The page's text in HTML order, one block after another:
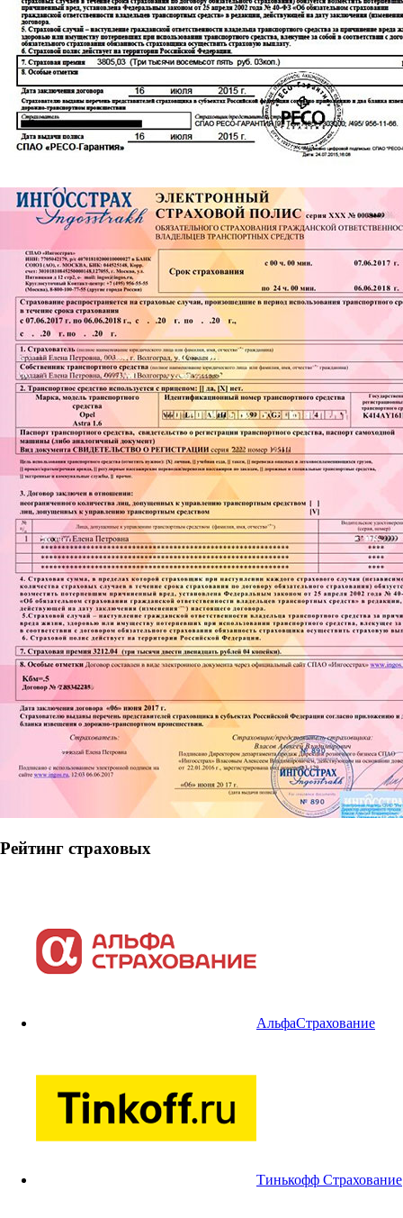
Рейтинг страховых
АльфаСтрахование
Тинькофф Страхование